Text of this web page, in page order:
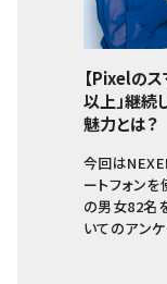
【Pixelの
以上」継続
魅力とは？
今回は
ートフォン
の男女82名
いてのアン